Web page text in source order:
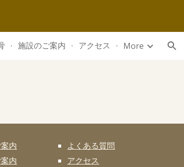
施設のご案内 アクセス More
内
内
よくある質問
アクセス